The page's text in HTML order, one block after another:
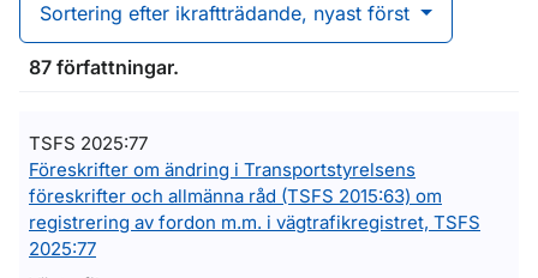
Sortering efter ikraftträdande, nyast först
87 författningar.
TSFS 2025:77
Föreskrifter om ändring i Transportstyrelsens
föreskrifter och allmänna råd (TSFS 2015:63) om
registrering av fordon m.m. i vägtrafikregistret, TSFS
2025:77